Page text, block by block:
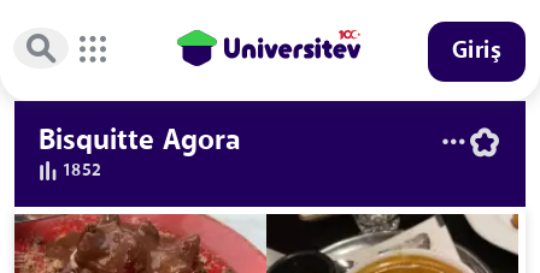
Giriş
Bisquitte Agora
1852